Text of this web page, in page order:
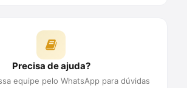
Precisa de ajuda?
equipe pelo WhatsApp para dúvidas